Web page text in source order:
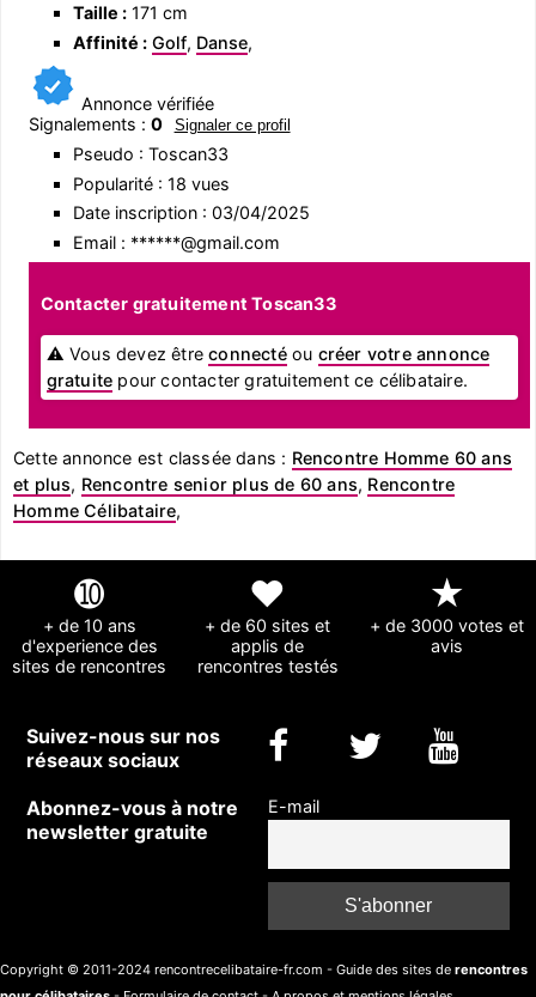
Taille :171 cm
Affinité : Golf, Danse,
Annonce vérifiée
Signalements : 0 Signaler ce profil
Pseudo : Toscan33
Popularité : 18 vues
Date inscription : 03/04/2025
Email : ******@gmail.com
Contacter gratuitement Toscan33
⚠ Vous devez êtreconnectéou créer votre annonce
gratuite pour contacter gratuitement ce célibataire.
Cette annonce est classée dans : Rencontre Homme 60 ans
et plus, Rencontre senior plus de 60 ans, Rencontre
Homme Célibataire,
➓
+ de 10 ans
d'experience des
sites de rencontres
❤
+ de 60 sites et
applis de
rencontres testés
★
+ de 3000 votes et
avis
Suivez-nous sur nos
réseaux sociaux
Abonnez-vous à notre
newsletter gratuite
E-mail
Copyright © 2011-2024 rencontrecelibataire-fr.com - Guide des sites de rencontres